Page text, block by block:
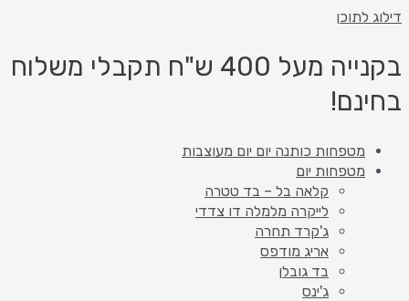
דילוג לתוכן
בקנייה מעל 400 ש"ח תקבלי משלוח
בחינם!
מטפחות כותנה יום יום מעוצבות
מטפחות יום
קלאה בל – בד טטרה
לייקרה מלמלה דו צדדי
ג'קרד תחרה
אריג מודפס
בד גובלן
ג'ינס